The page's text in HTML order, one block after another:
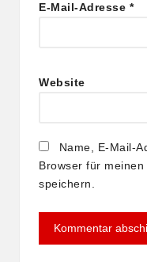
E-Mail-Adresse *
Website
Name, E-Mail-
Browser für
speichern.